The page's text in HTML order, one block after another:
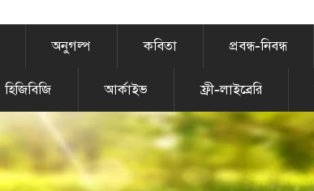
অনুগল্প কবিতা প্রবন্ধ-নিবন্ধ
হিজিবিজি আর্কাইভ ফ্রী-লাইব্রেরি